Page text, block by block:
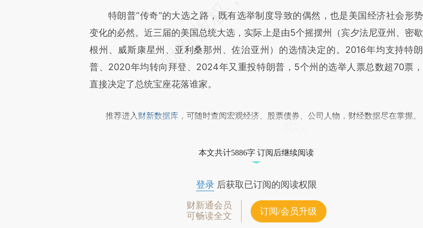
特朗普“传奇”的大选之路，既有选举制度导致的偶然，也是美国经济社会形势
变化的必然。近三届的美国总统大选，实际上是由5个摇摆州（宾夕法尼亚州、密歇
根州、威斯康星州、亚利桑那州、佐治亚州）的选情决定的。2016年均支持特朗
普、2020年均转向拜登、2024年又重投特朗普，5个州的选举人票总数超70票，
直接决定了总统宝座花落谁家。
推荐进入 财新数据库 ，可随时查阅宏观经济、股票债券、公司人物，财经数据尽在掌握。
本文共计5886字 订阅后继续阅读
登录后获取已订阅的阅读权限
财新通会员
可畅读全文
订阅/会员升级